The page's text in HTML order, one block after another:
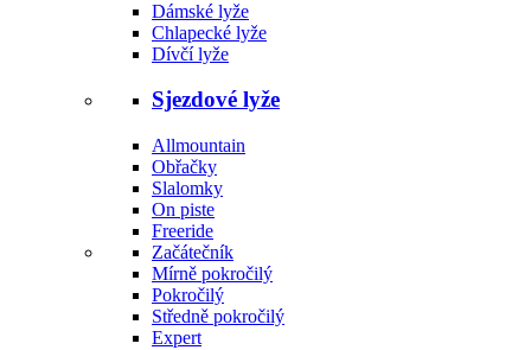
Dámské lyže
Chlapecké lyže
Dívčí lyže
Sjezdové lyže
Allmountain
Obřačky
Slalomky
On piste
Freeride
Začátečník
Mírně pokročilý
Pokročilý
Středně pokročilý
Expert